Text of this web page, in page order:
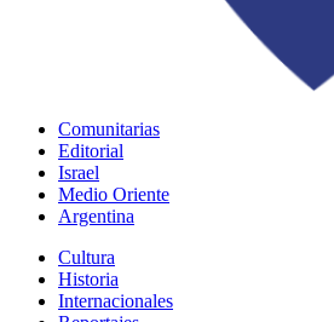
Comunitarias
Editorial
Israel
Medio Oriente
Argentina
Cultura
Historia
Internacionales